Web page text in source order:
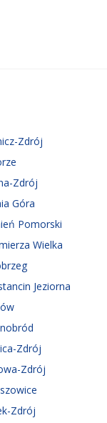
Zdrój
Zdrój
Góra
Pomorski
Wielka
Jeziorna
Zdrój
Zdrój
Zdrój